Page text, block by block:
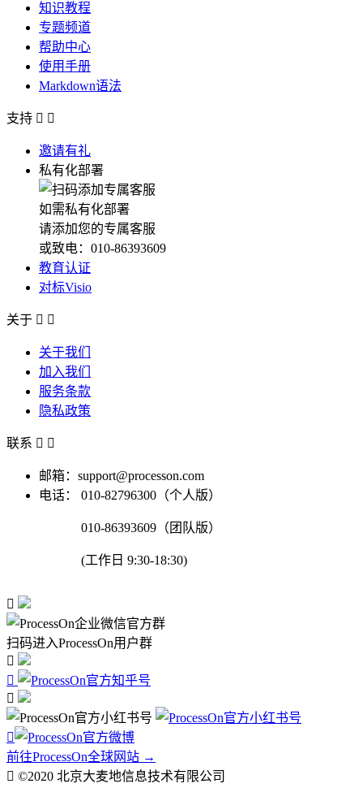
知识教程
专题频道
帮助中心
使用手册
Markdown语法
支持  
邀请有礼
私有化部署
如需私有化部署
请添加您的专属客服
或致电：010-86393609
教育认证
对标Visio
关于  
关于我们
加入我们
服务条款
隐私政策
联系  
邮箱：support@processon.com
电话：
010-82796300（个人版）
010-86393609（团队版）
(工作日 9:30-18:30)

扫码进入ProcessOn用户群




前往ProcessOn全球网站 →
 ©2020 北京大麦地信息技术有限公司